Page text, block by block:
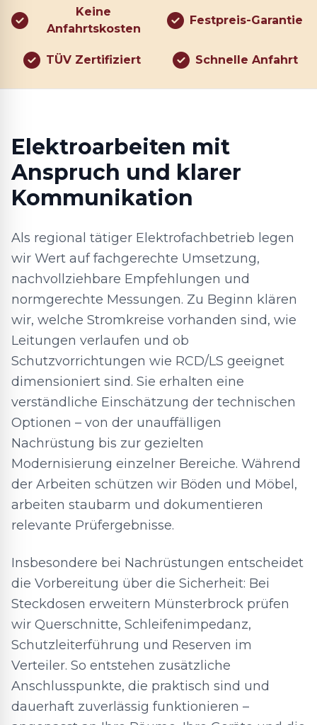
Keine
Anfahrtskosten
Festpreis-Garantie
TÜV Zertifiziert Schnelle Anfahrt
Elektroarbeiten mit
Anspruch und klarer
Kommunikation
Als regional tätiger Elektrofachbetrieb legen
wir Wert auf fachgerechte Umsetzung,
nachvollziehbare Empfehlungen und
normgerechte Messungen. Zu Beginn klären
wir, welche Stromkreise vorhanden sind, wie
Leitungen verlaufen und ob
Schutzvorrichtungen wie RCD/LS geeignet
dimensioniert sind. Sie erhalten eine
verständliche Einschätzung der technischen
Optionen – von der unauffälligen
Nachrüstung bis zur gezielten
Modernisierung einzelner Bereiche. Während
der Arbeiten schützen wir Böden und Möbel,
arbeiten staubarm und dokumentieren
relevante Prüfergebnisse.
Insbesondere bei Nachrüstungen entscheidet
die Vorbereitung über die Sicherheit: Bei
Steckdosen erweitern Münsterbrock prüfen
wir Querschnitte, Schleifenimpedanz,
Schutzleiterführung und Reserven im
Verteiler. So entstehen zusätzliche
Anschlusspunkte, die praktisch sind und
dauerhaft zuverlässig funktionieren –